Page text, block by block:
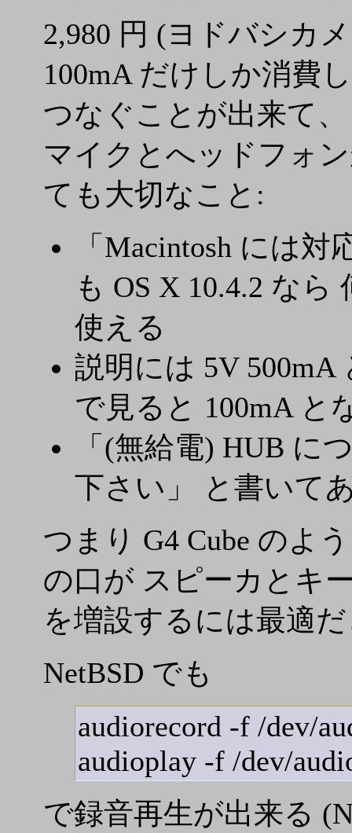
2,980 円 (ヨドバシカ
100mA だけしか消費
つなぐことが出来て
マイクとへッドフォ
ても大切なこと:
「Macintosh には
も OS X 10.4.2 な
使える
説明には 5V
で見ると 100mA と
「(無給電) HUB に
下さい」 と書いて
つまり G4 Cube のよ
の口が スピーカとキ
を増設するには最適
NetBSD でも
audiorecord -f /dev/
audioplay -f /dev/
で録音再生が出来る